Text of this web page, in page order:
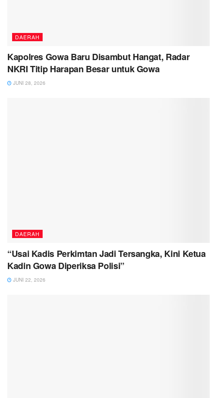
DAERAH
Kapolres Gowa Baru Disambut Hangat, Radar
NKRI Titip Harapan Besar untuk Gowa
JUNI 28, 2026
DAERAH
“Usai Kadis Perkimtan Jadi Tersangka, Kini Ketua
Kadin Gowa Diperiksa Polisi”
JUNI 22, 2026